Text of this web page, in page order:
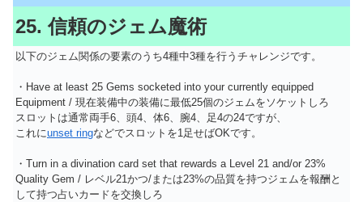
25. 信頼のジェム魔術
以下のジェム関係の要素のうち4種中3種を行うチャレンジです。
・Have at least 25 Gems socketed into your currently equipped
Equipment / 現在装備中の装備に最低25個のジェムをソケットしろ
スロットは通常両手6、頭4、体6、腕4、足4の24ですが、
これにunset ringなどでスロットを1足せばOKです。
・Turn in a divination card set that rewards a Level 21 and/or 23%
Quality Gem / レベル21かつ/または23%の品質を持つジェムを報酬と
して持つ占いカードを交換しろ